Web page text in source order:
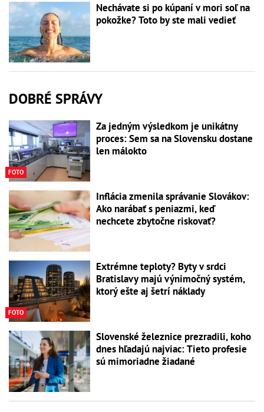
Nechávate si po kúpaní v mori soľ na
pokožke? Toto by ste mali vedieť
DOBRÉ SPRÁVY
FOTO
Za jedným výsledkom je unikátny
proces: Sem sa na Slovensku dostane
len málokto
Inflácia zmenila správanie Slovákov:
Ako narábať s peniazmi, keď
nechcete zbytočne riskovať?
FOTO
Extrémne teploty? Byty v srdci
Bratislavy majú výnimočný systém,
ktorý ešte aj šetrí náklady
Slovenské železnice prezradili, koho
dnes hľadajú najviac: Tieto profesie
sú mimoriadne žiadané